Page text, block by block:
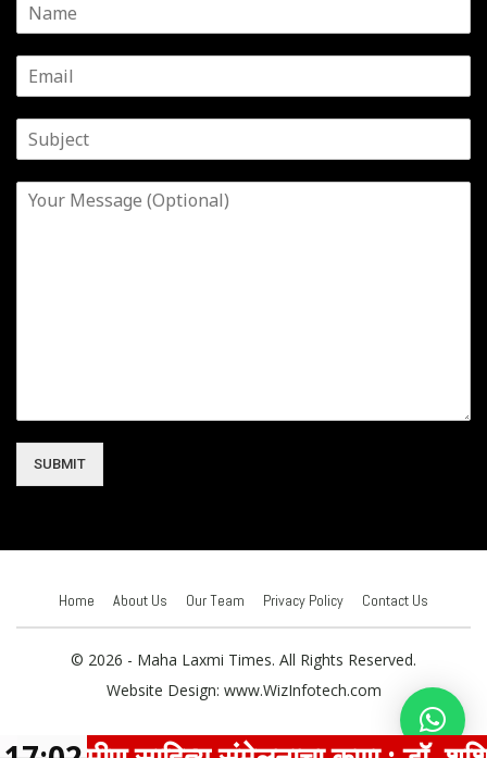
SUBMIT
Home About Us Our Team Privacy Policy Contact Us
© 2026 - Maha Laxmi Times. All Rights Reserved.
Website Design: www.WizInfotech.com